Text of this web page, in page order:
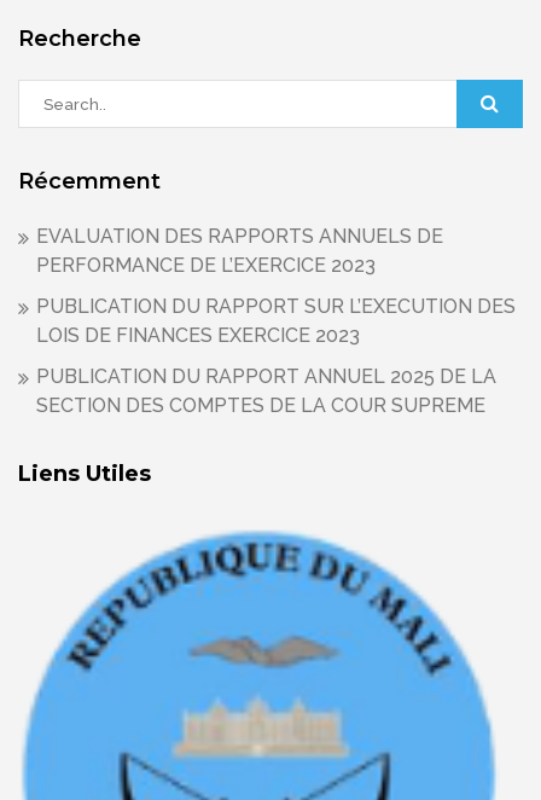
l’article
Recherche
Récemment
EVALUATION DES RAPPORTS ANNUELS DE
PERFORMANCE DE L’EXERCICE 2023
PUBLICATION DU RAPPORT SUR L’EXECUTION DES
LOIS DE FINANCES EXERCICE 2023
PUBLICATION DU RAPPORT ANNUEL 2025 DE LA
SECTION DES COMPTES DE LA COUR SUPREME
Liens Utiles